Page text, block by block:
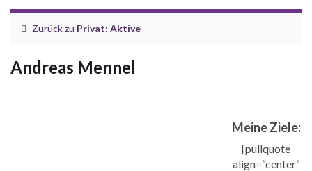
Zurück zu Privat: Aktive
Andreas Mennel
Meine Ziele:
[pullquote
align=“center“